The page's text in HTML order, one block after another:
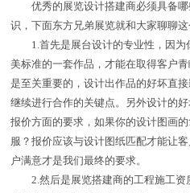
优秀的展览设计搭建商必须具备哪
识，下面东方兄弟展览就和大家聊聊这
1.首先是展台设计的专业性，因为
美标准的一套作品，才能在取得客户
是至关重要的，设计出作品的好坏直
继续进行合作的关键点。另外设计的
报价方面的要求，如果你的设计图画
服？报价应该与设计图纸匹配才能让
户满意才是我们最终的要求。
2.然后是展览搭建商的工程施工资